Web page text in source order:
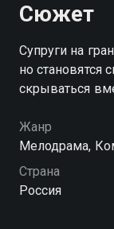
Сюжет
Супруги на
но становятся
скрываться
Жанр
Мелодрама,
Страна
Россия